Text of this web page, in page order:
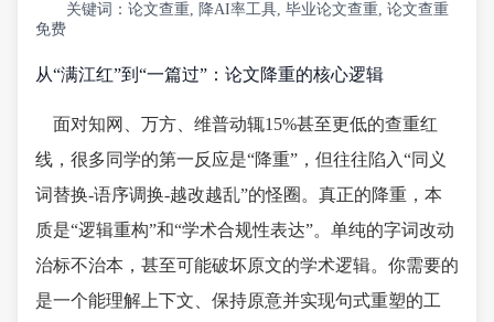
关键词：论文查重, 降AI率工具, 毕业论文查重, 论文查重
免费
从“满江红”到“一篇过”：论文降重的核心逻辑
面对知网、万方、维普动辄15%甚至更低的查重红
线，很多同学的第一反应是“降重”，但往往陷入“同义
词替换-语序调换-越改越乱”的怪圈。真正的降重，本
质是“逻辑重构”和“学术合规性表达”。单纯的字词改动
治标不治本，甚至可能破坏原文的学术逻辑。你需要的
是一个能理解上下文、保持原意并实现句式重塑的工